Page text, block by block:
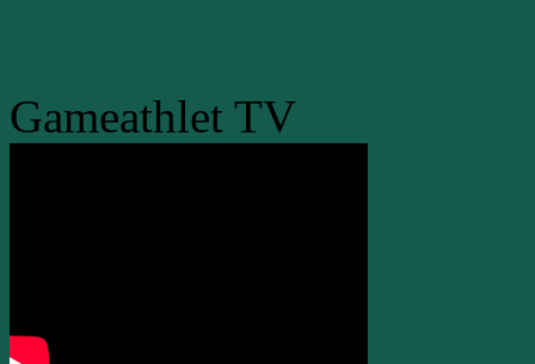
Gameathlet TV